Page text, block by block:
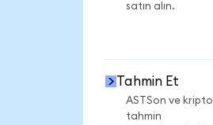
satın alın.
Tahmin Et
ASTSon ve kripto
tahmin